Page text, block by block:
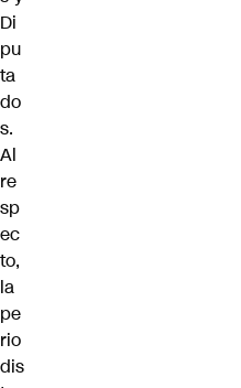
Di
pu
ta
do
s.
Al
re
sp
ec
to,
la
pe
rio
dis